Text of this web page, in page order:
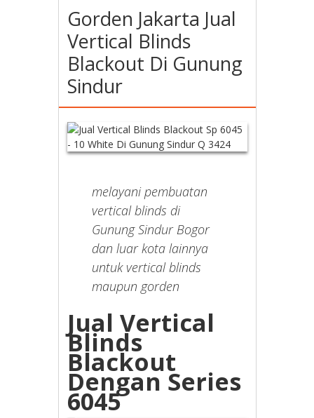
Gorden Jakarta Jual
Vertical Blinds
Blackout Di Gunung
Sindur
melayani pembuatan
vertical blinds di
Gunung Sindur Bogor
dan luar kota lainnya
untuk vertical blinds
maupun gorden
Jual Vertical
Blinds
Blackout
Dengan Series
6045